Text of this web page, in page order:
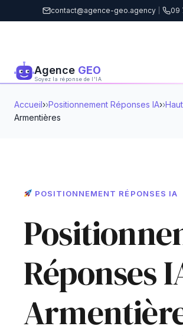
contact@agence-geo.agency 09
Agence GEO
Soyez la réponse de l'IA
Accueil› Positionnement Réponses IA›
Armentières
POSITIONNEMENT RÉPONSES IA
Réponses